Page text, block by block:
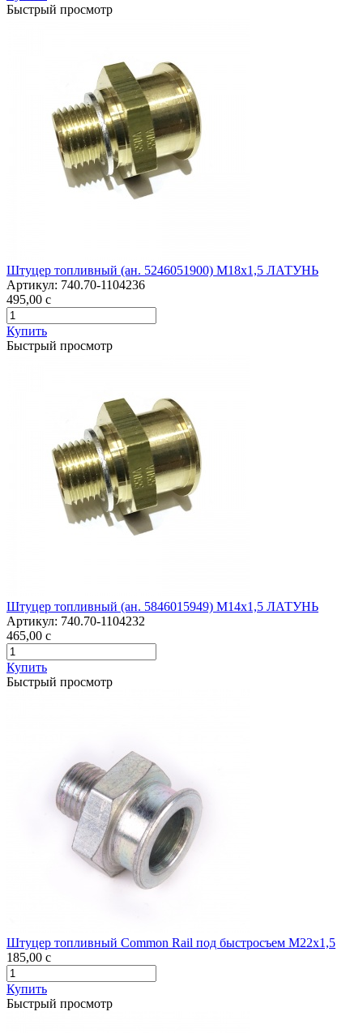
Быстрый просмотр
Штуцер топливный (ан. 5246051900) М18х1,5 ЛАТУНЬ
Артикул: 740.70-1104236
495,00 c
Купить
Быстрый просмотр
Штуцер топливный (ан. 5846015949) М14х1,5 ЛАТУНЬ
Артикул: 740.70-1104232
465,00 c
Купить
Быстрый просмотр
Штуцер топливный Common Rail под быстросъем М22х1,5
185,00 c
Купить
Быстрый просмотр